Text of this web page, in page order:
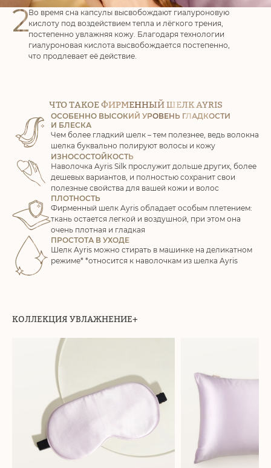
2Во время сна капсулы высвобождают гиалуроновую
кислоту под воздействием тепла и лёгкого трения,
постепенно увлажняя кожу. Благодаря технологии
гиалуроновая кислота высвобождается постепенно,
что продлевает её действие.
ЧТО ТАКОЕ ФИРМЕННЫЙ ШЕЛК AYRIS
ОСОБЕННО ВЫСОКИЙ УРОВЕНЬ ГЛАДКОСТИ
И БЛЕСКА
Чем более гладкий шелк – тем полезнее, ведь волокна
шелка буквально полируют волосы и кожу
ИЗНОСОСТОЙКОСТЬ
Наволочка Ayris Silk прослужит дольше других, более
дешевых вариантов, и полностью сохранит свои
полезные свойства для вашей кожи и волос
ПЛОТНОСТЬ
Фирменный шелк Ayris обладает особым плетением:
ткань остается легкой и воздушной, при этом она
очень плотная и гладкая
ПРОСТОТА В УХОДЕ
Шелк Ayris можно стирать в машинке на деликатном
режиме* *относится к наволочкам из шелка Ayris
КОЛЛЕКЦИЯ УВЛАЖНЕНИЕ+